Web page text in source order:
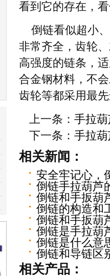
看到它的存在，
倒链看似超小
非常齐全，齿轮
高强度的链条，
合金钢材料，不
齿轮等都采用最
上一条： 手拉
下一条： 手拉
相关新闻：
安全牢记心，
倒链手拉葫芦
倒链和手扳葫
倒链的构造和
倒链和手扳葫
倒链是手拉葫
倒链是什么意
倒链和导链区
相关产品：